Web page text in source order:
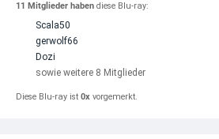
11 Mitglieder haben diese Blu-ray:
Scala50
gerwolf66
Dozi
sowie weitere 8 Mitglieder
Diese Blu-ray ist 0x vorgemerkt.